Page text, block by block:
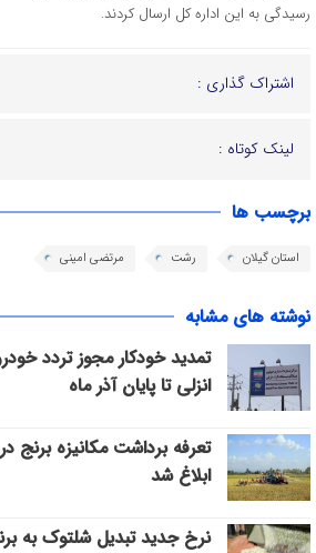
رسیدگی به این اداره کل ارسال کردند.
اشتراک گذاری :
لینک کوتاه :
برچسب ها
استان گیلان رشت مرتضی امینی
نوشته های مشابه
تمدید خودکار مجوز تردد
انزلی تا پایان آذر ماه
ابلاغ شد
نرخ جدید تبدیل شلتوک به